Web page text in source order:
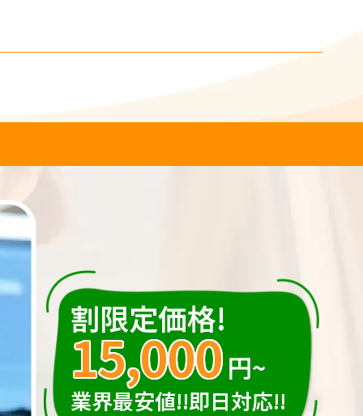
割限定価格!
15,000 円~
業界最安値!!即日対応!!